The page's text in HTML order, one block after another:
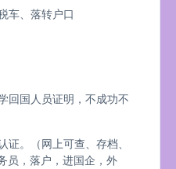
车、落转户口
回国人员证明，不成功不
。（网上可查、存档、
员，落户，进国企，外